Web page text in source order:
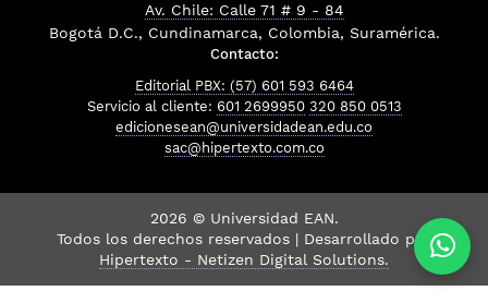
Av. Chile: Calle 71 # 9 - 84
Bogotá D.C., Cundinamarca, Colombia, Suramérica.
Contacto:
Editorial PBX: (57) 601 593 6464
Servicio al cliente: 601 2699950 320 850 0513
edicionesean@universidadean.edu.co
sac@hipertexto.com.co
2026 © Universidad EAN.
Todos los derechos reservados | Desarrollado por
Hipertexto - Netizen Digital Solutions.